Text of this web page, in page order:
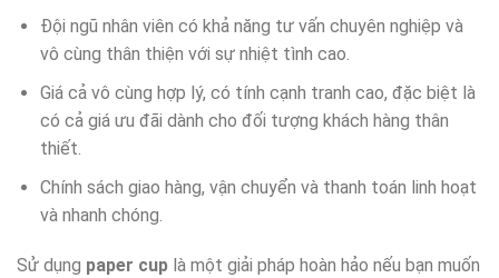
Đội ngũ nhân viên có khả năng tư vấn chuyên nghiệp và
vô cùng thân thiện với sự nhiệt tình cao.
Giá cả vô cùng hợp lý, có tính cạnh tranh cao, đặc biệt là
có cả giá ưu đãi dành cho đối tượng khách hàng thân
thiết.
Chính sách giao hàng, vận chuyển và thanh toán linh hoạt
và nhanh chóng.
Sử dụng paper cup là một giải pháp hoàn hảo nếu bạn muốn